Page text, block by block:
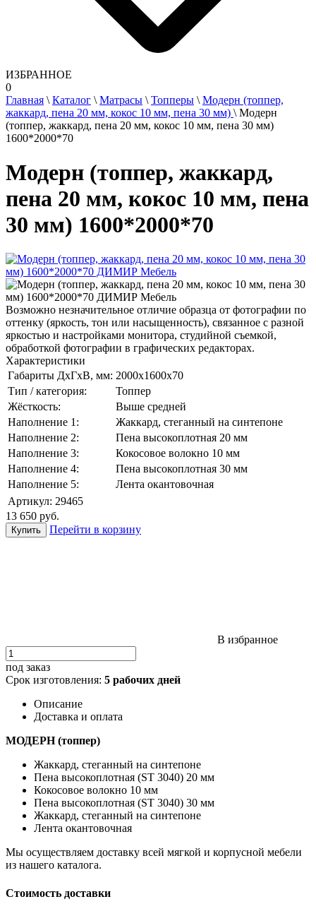
ИЗБРАННОЕ
0
Главная \ Каталог \ Матрасы \ Топперы \ Модерн (топпер,
жаккард, пена 20 мм, кокос 10 мм, пена 30 мм) \ Модерн
(топпер, жаккард, пена 20 мм, кокос 10 мм, пена 30 мм)
1600*2000*70
Модерн (топпер, жаккард,
пена 20 мм, кокос 10 мм, пена
30 мм) 1600*2000*70
Возможно незначительное отличие образца от фотографии по
оттенку (яркость, тон или насыщенность), связанное с разной
яркостью и настройками монитора, студийной съемкой,
обработкой фотографии в графических редакторах.
Характеристики
Габариты ДхГхВ, мм: 2000x1600x70
Тип / категория:
Топпер
Жёсткость:
Выше средней
Наполнение 1:
Жаккард, стеганный на синтепоне
Наполнение 2:
Пена высокоплотная 20 мм
Наполнение 3:
Кокосовое волокно 10 мм
Наполнение 4:
Пена высокоплотная 30 мм
Наполнение 5:
Лента окантовочная
Артикул: 29465
13 650 руб.
Перейти в корзину
В избранное
под заказ
Срок изготовления: 5 рабочих дней
Описание
Доставка и оплата
МОДЕРН (топпер)
Жаккард, стеганный на синтепоне
Пена высокоплотная (ST 3040) 20 мм
Кокосовое волокно 10 мм
Пена высокоплотная (ST 3040) 30 мм
Жаккард, стеганный на синтепоне
Лента окантовочная
Мы осуществляем доставку всей мягкой и корпусной мебели
из нашего каталога.
Стоимость доставки